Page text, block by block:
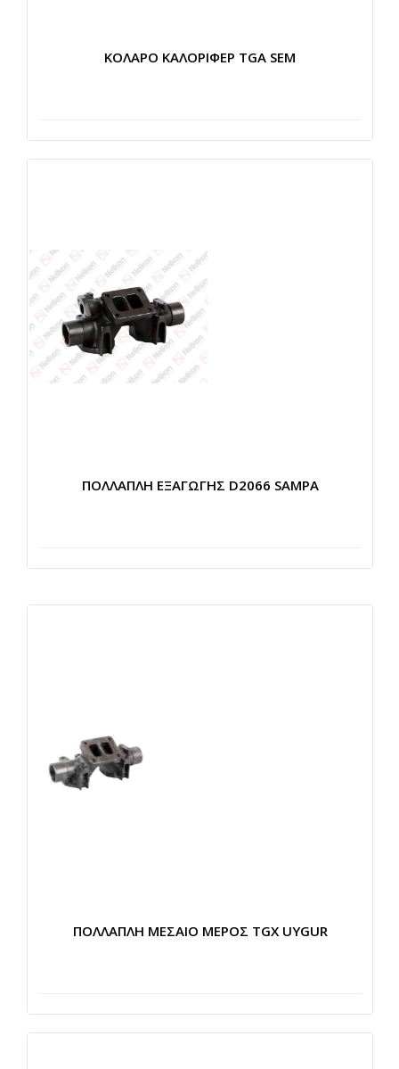
ΚΟΛΑΡΟ ΚΑΛΟΡΙΦΕΡ TGA SEM
ΠΟΛΛΑΠΛΗ ΕΞΑΓΩΓΗΣ D2066 SAMPA
ΠΟΛΛΑΠΛΗ ΜΕΣΑΙΟ ΜΕΡΟΣ TGX UYGUR